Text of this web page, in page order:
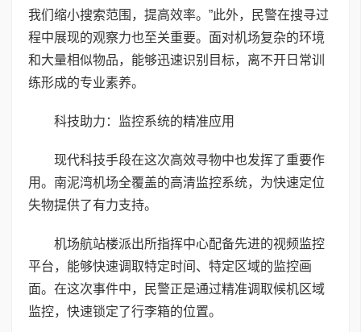
我们缩小搜索范围，提高效率。”此外，民警在搜寻过
程中展现的观察力也至关重要。面对机场复杂的环境
和大量相似物品，能够迅速识别目标，离不开日常训
练形成的专业素养。
科技助力：监控系统的精准应用
现代科技手段在这次高效寻物中也发挥了重要作
用。南泥湾机场全覆盖的高清监控系统，为快速定位
失物提供了有力支持。
机场航站楼派出所指挥中心配备先进的视频监控
平台，能够快速调取特定时间、特定区域的监控画
面。在这次事件中，民警正是通过精准调取候机区域
监控，快速锁定了行李箱的位置。